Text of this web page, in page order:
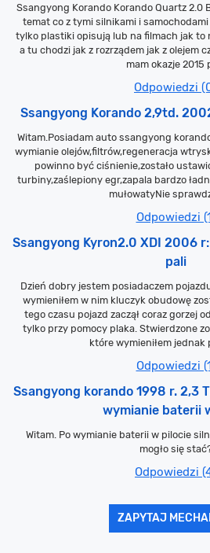
Ssangyong Korando Korando Quartz 2.0
temat co z tymi silnikami i
tylko plastiki opisują lub na filmach jak to
a tu chodzi jak z rozrządem jak z olejem
mam okazje 2015
Odpowiedzi
Ssangyong Korando 2,9td.
Witam.Posiadam auto ssangyong
wymianie olejów,filtrów,regeneracja
powinno być ciśnienie,zostało
turbiny,zaślepiony egr,zapala bardzo
mułowatyNie
Odpowiedzi
Ssangyong Kyron2.0 XDI 2006
pali
Dzień dobry jestem posiadaczem
wymieniłem w nim kluczyk obudowę
tego czasu pojazd zaczął coraz gorzej
tylko przy pomocy plaka. Stwierdzone
które wymieniłem jednak
Odpowiedzi
Ssangyong korando 1998 r. 2,3
wymianie baterii
Witam. Po wymianie baterii w pilocie
mogło się
Odpowiedzi
ZAPYTAJ